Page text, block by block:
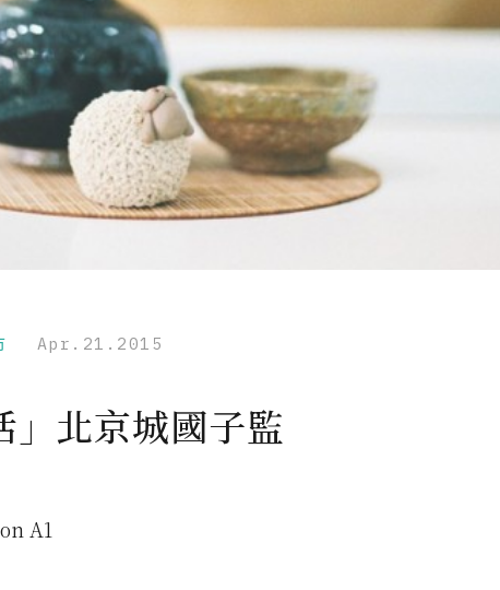
Apr.21.2015
」北京城國子監
A1